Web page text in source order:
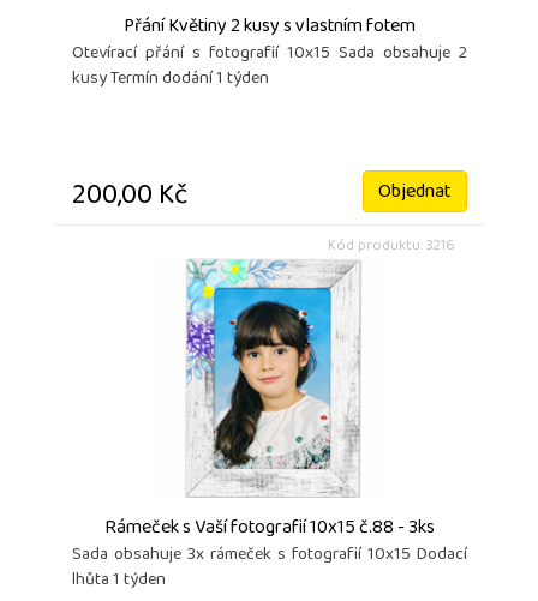
Přání Květiny 2 kusy s vlastním fotem
Otevírací přání s fotografií 10x15 Sada obsahuje 2
kusy Termín dodání 1 týden
200,00 Kč Objednat
Kód produktu: 3216
Rámeček s Vaší fotografií 10x15 č.88 - 3ks
Sada obsahuje 3x rámeček s fotografií 10x15 Dodací
lhůta 1 týden